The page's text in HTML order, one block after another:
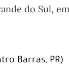
do Sul, em
Barras, PR)